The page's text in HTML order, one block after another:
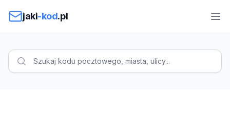
jaki-kod.pl